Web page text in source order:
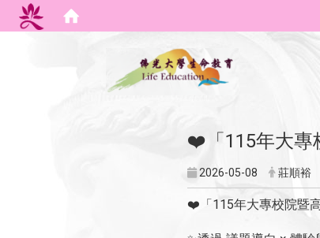
❤️「115年大專
2026-05-08 莊順裕
❤️「115年大專校院暨